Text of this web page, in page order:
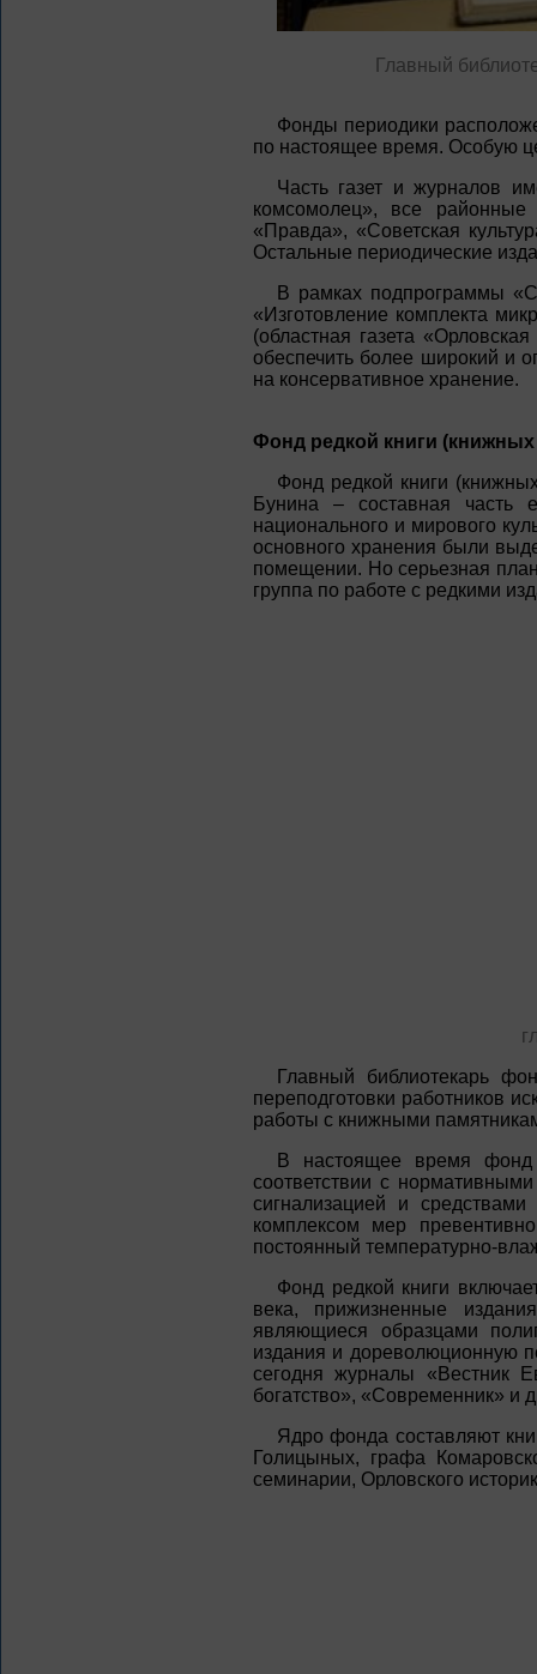
Главный
Фонды периодики
по настоящее время. Особую
Часть газет и журналов
комсомолец», все районные
«Правда», «Советская
Остальные периодические
В рамках подпрограммы
«Изготовление комплекта
(областная газета
обеспечить более широкий и
на консервативное хранение.
Фонд редкой книги
Фонд редкой книги
Бунина – составная часть
национального и мирового
основного хранения были
помещении. Но серьезная
группа по работе с редкими
Главный библиотекарь
переподготовки работников
работы с книжными
В настоящее время фонд
соответствии с
сигнализацией и
комплексом мер
постоянный температурно-
Фонд редкой книги
века, прижизненные
являющиеся образцами
издания и дореволюционную
сегодня журналы «Вестник
богатство», «Современник» и
Ядро фонда составляют
Голицыных, графа
семинарии, Орловского